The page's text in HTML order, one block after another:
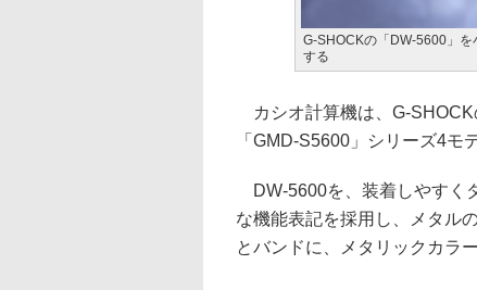
G-SHOCKの「DW-5600」
する
カシオ計算機は、G-SHOCK
「GMD-S5600」シリーズ4モ
DW-5600を、装着しやすく
な機能表記を採用し、メタル
とバンドに、メタリックカラ